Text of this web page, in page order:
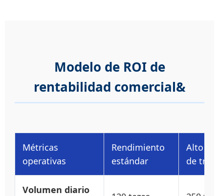
Modelo de ROI de
rentabilidad comercial&
Métricas
operativas
Rendimiento
estándar
Alto
de
Volumen diario